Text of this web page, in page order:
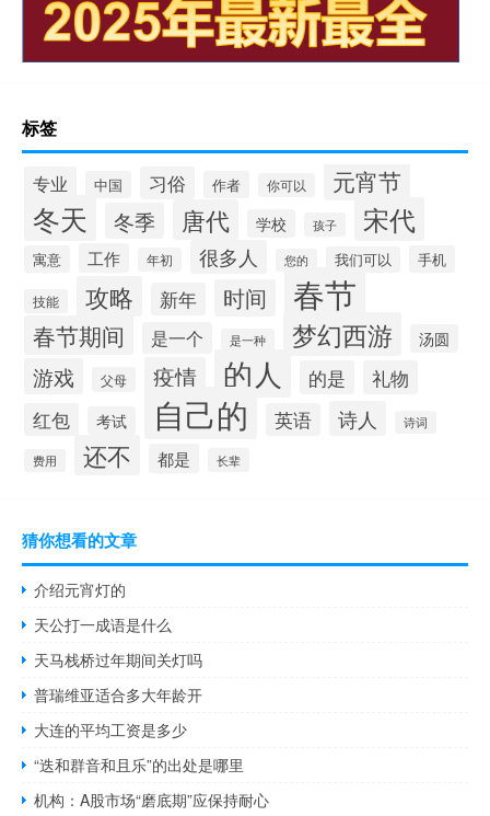
标签
专业 中国 习俗 作者 你可以 元宵节
冬天 冬季 唐代 学校 孩子 宋代
寓意 工作 年初 很多人 您的 我们可以 手机
技能 攻略 新年 时间 春节
春节期间 是一个 是一种 梦幻西游 汤圆
游戏 父母 疫情 的人 的是 礼物
红包 考试 自己的 英语 诗人 诗词
费用 还不 都是 长辈
猜你想看的文章
介绍元宵灯的
天公打一成语是什么
天马栈桥过年期间关灯吗
普瑞维亚适合多大年龄开
大连的平均工资是多少
“迭和群音和且乐”的出处是哪里
机构：A股市场“磨底期”应保持耐心